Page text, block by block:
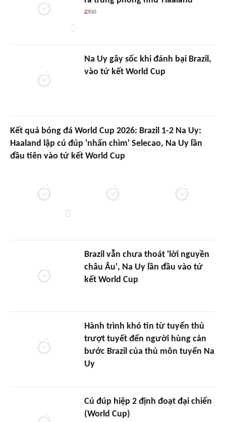
Na Uy gây sốc khi đánh bại Brazil,
vào tứ kết World Cup
Kết quả bóng đá World Cup 2026: Brazil 1-2 Na Uy:
Haaland lập cú đúp 'nhấn chìm' Selecao, Na Uy lần
đầu tiên vào tứ kết World Cup
Brazil vẫn chưa thoát 'lời nguyền
châu Âu', Na Uy lần đầu vào tứ
kết World Cup
Hành trình khó tin từ tuyển thủ
trượt tuyết đến người hùng cản
bước Brazil của thủ môn tuyển Na
Uy
Cú đúp hiệp 2 định đoạt đại chiến
(World Cup)